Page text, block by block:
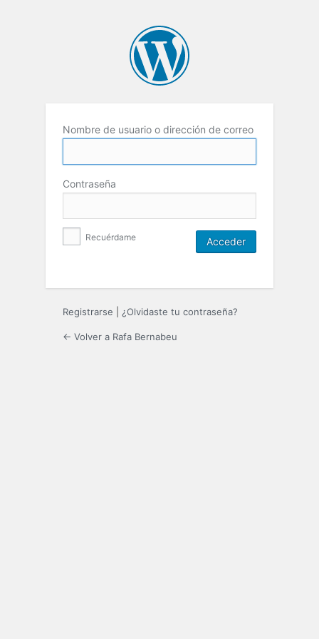
Nombre de usuario o dirección de correo
Contraseña
Recuérdame
Registrarse ¿Olvidaste tu contraseña?
← Volver a Rafa Bernabeu